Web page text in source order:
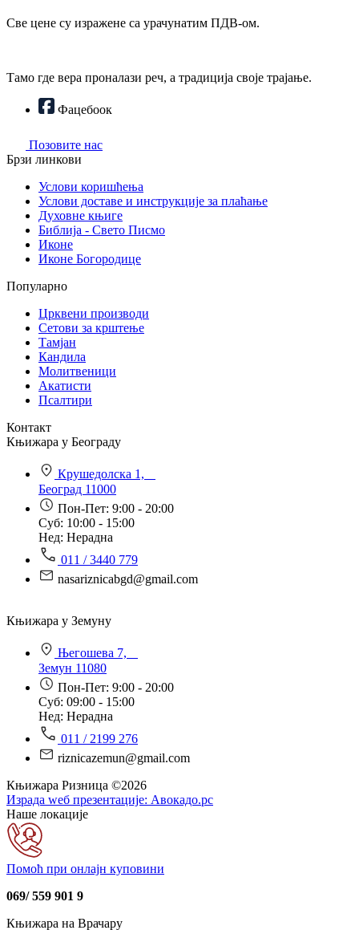
Све цене су изражене са урачунатим ПДВ-ом.
Тамо где вера проналази реч, а традиција своје трајање.
Фацебоок
Позовите нас
Брзи линкови
Услови коришћења
Услови доставе и инструкције за плаћање
Духовне књиге
Библија - Свето Писмо
Иконе
Иконе Богородице
Популарно
Црквени производи
Сетови за крштење
Тамјан
Кандила
Молитвеници
Акатисти
Псалтири
Контакт
Књижара у Београду
Крушедолска 1,
Београд 11000
Пон-Пет: 9:00 - 20:00
Суб: 10:00 - 15:00
Нед: Нерадна
011 / 3440 779
nasariznicabgd@gmail.com
Књижара у Земуну
Његошева 7,
Земун 11080
Пон-Пет: 9:00 - 20:00
Суб: 09:00 - 15:00
Нед: Нерадна
011 / 2199 276
riznicazemun@gmail.com
Књижара Ризница ©️2026
Израда wеб презентације: Авокадо.рс
Наше локације
Помоћ при онлајн куповини
069/ 559 901 9
Књижара на Врачару